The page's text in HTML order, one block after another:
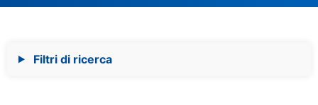
Filtri di ricerca